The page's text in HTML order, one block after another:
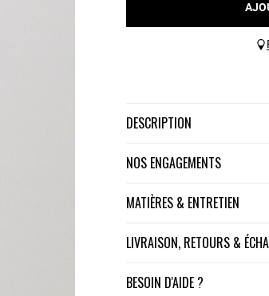
DESCRIPTION
NOS ENGAGEMENTS
MATIÈRES & ENTRETIEN
LIVRAISON, RETOURS &
BESOIN D'AIDE ?